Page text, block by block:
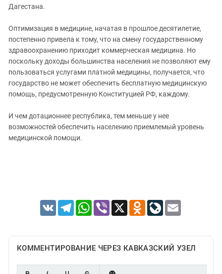
Дагестана.
Оптимизация в медицине, начатая в прошлое десятилетие,
постепенно привела к тому, что на смену государственному
здравоохранению приходит коммерческая медицина. Но
поскольку доходы большинства населения не позволяют ему
пользоваться услугами платной медицины, получается, что
государство не может обеспечить бесплатную медицинскую
помощь, предусмотренную Конституцией РФ, каждому.
И чем дотационнее республика, тем меньше у нее
возможностей обеспечить населению приемлемый уровень
медицинской помощи.
VK TelegramWhatsApp
Viber X Odnoklassniki
LiveJournal
Email
КОММЕНТИРОВАНИЕ ЧЕРЕЗ КАВКАЗСКИЙ УЗЕЛ